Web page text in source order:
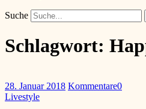
Suche
Schlagwort:
28. Januar 2018 Kommentare0
Livestyle